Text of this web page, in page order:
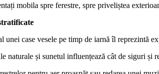
mobila spre ferestre, spre priveliștea
unei case vesele pe timp de iarnă îl reprezintă
naturale și sunetul influențează cât de siguri și